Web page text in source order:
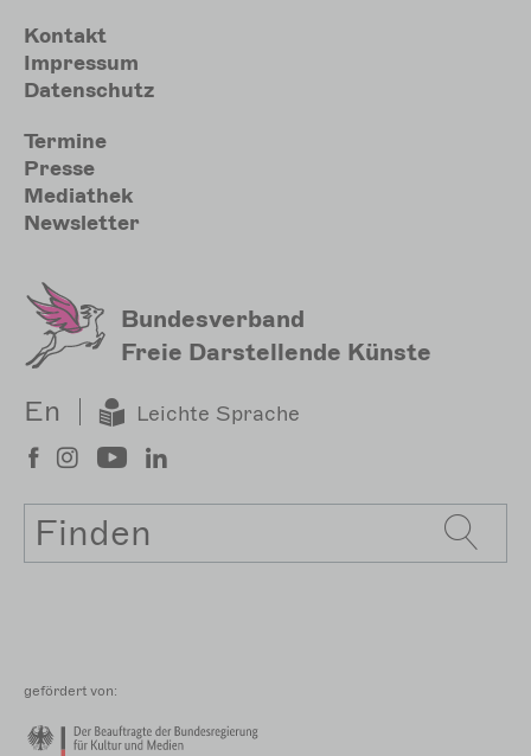
Meta
Kontakt
Impressum
Datenschutz
Sekundärmenu
Termine
Presse
Mediathek
Newsletter
Bundesverband
Freie Darstellende Künste
En Leichte Sprache
Suche
gefördert von: